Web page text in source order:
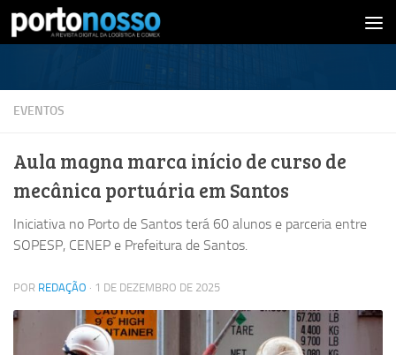
Skip to content
EVENTOS
Aula magna marca início de curso de
mecânica portuária em Santos
Iniciativa no Porto de Santos terá 60 alunos e parceria entre
SOPESP, CENEP e Prefeitura de Santos.
POR REDAÇÃO · 1 DE DEZEMBRO DE 2025